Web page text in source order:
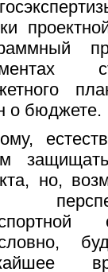
о бюджете.
но,